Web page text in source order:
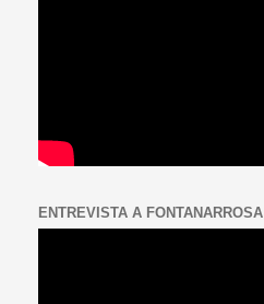
ENTREVISTA A FONTANARROSA